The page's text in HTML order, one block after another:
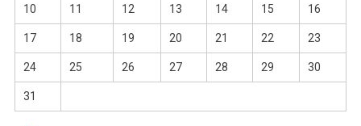
10 11 12 13 14 15 16
17 18 19 20 21 22 23
24 25 26 27 28 29 30
31